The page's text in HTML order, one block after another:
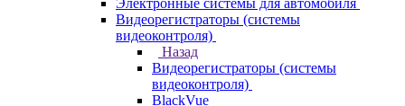
Электронные системы для автомобиля
Видеорегистраторы (системы
видеоконтроля)
Назад
Видеорегистраторы (системы
видеоконтроля)
BlackVue